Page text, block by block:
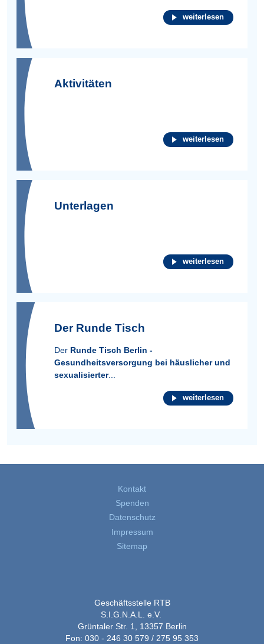
weiterlesen
Aktivitäten
weiterlesen
Unterlagen
weiterlesen
Der Runde Tisch
Der Runde Tisch Berlin -
Gesundheitsversorgung bei häuslicher und
sexualisierter...
weiterlesen
Kontakt
Spenden
Datenschutz
Impressum
Sitemap
Geschäftsstelle RTB
S.I.G.N.A.L. e.V.
Grüntaler Str. 1, 13357 Berlin
Fon: 030 - 246 30 579 / 275 95 353